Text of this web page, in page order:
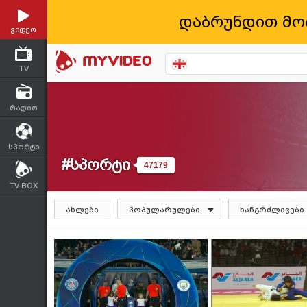
დაბრუნდით
ვიდეო
TV
რადიო
სპორტი
TV BOX
#სპორტი 47179
ახლები პოპულარულები ხანგრძლივები